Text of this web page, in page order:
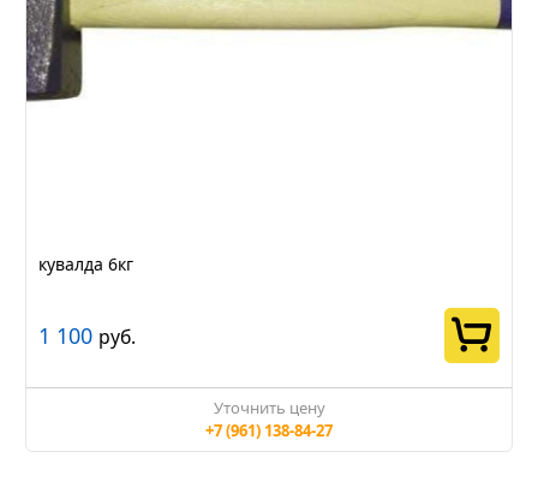
кувалда 6кг
1 100 руб.
Уточнить цену
+7 (961) 138-84-27